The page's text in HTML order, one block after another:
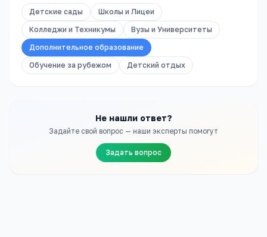
Детские сады
Школы и Лицеи
Колледжи и Техникумы
Вузы и Университеты
Дополнительное образование
Обучение за рубежом
Детский отдых
Не нашли ответ?
Задайте свой вопрос — наши эксперты помогут
Задать вопрос